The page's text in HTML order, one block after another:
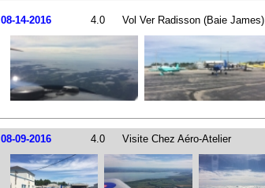
08-14-2016 4.0 Vol Ver Radisson (Baie James)
08-09-2016 4.0 Visite Chez Aéro-Atelier